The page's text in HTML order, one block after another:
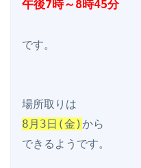
午後7時～8時45分
です。
8月3日(金)から